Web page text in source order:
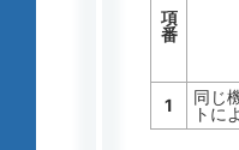
項
番
1
同じ
トに